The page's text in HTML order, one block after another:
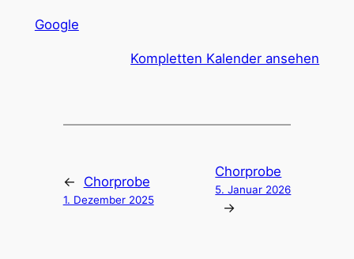
Google
Kompletten Kalender ansehen
← Chorprobe
1. Dezember 2025
Chorprobe
5. Januar 2026
→